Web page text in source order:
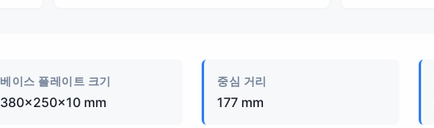
베이스 플레이트 크기
380×250×10 mm
중심 거리
177 mm